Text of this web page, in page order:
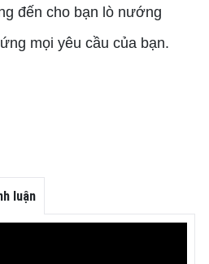
đến cho bạn lò nướng
mọi yêu cầu của bạn.
luận